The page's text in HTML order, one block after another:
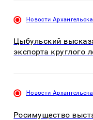
Новости Архангельска
Цыбульский
экспорта круглого
Новости Архангельска
Росимущество